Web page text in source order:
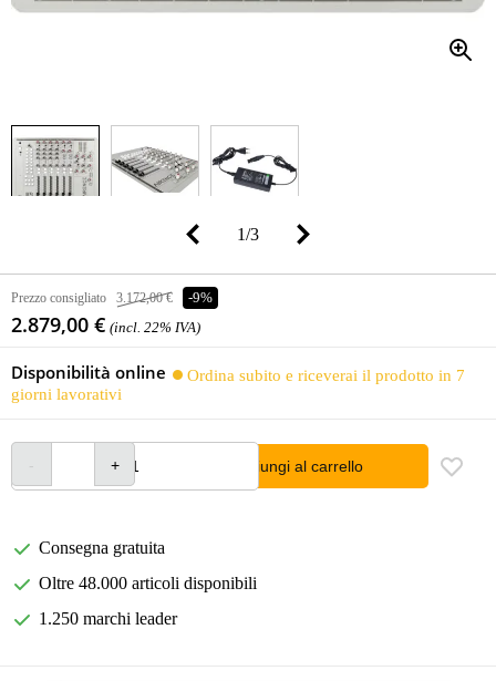
1/3
Prezzo consigliato 3.172,00 € -9%
2.879,00 € (incl. 22% IVA)
Disponibilità online
Ordina subito e riceverai il prodotto in 7
giorni lavorativi
Aggiungi al carrello
Consegna gratuita
Oltre 48.000 articoli disponibili
1.250 marchi leader